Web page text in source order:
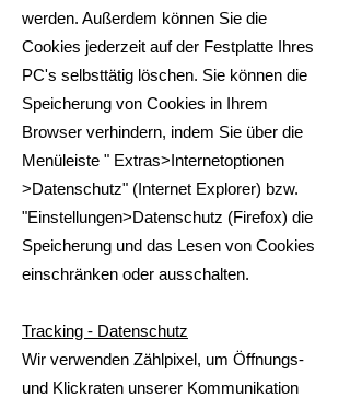
werden. Außerdem können Sie die
Cookies jederzeit auf der Festplatte Ihres
PC's selbsttätig löschen. Sie können die
Speicherung von Cookies in Ihrem
Browser verhindern, indem Sie über die
Menüleiste " Extras>Internetoptionen
>Datenschutz" (Internet Explorer) bzw.
"Einstellungen>Datenschutz (Firefox) die
Speicherung und das Lesen von Cookies
einschränken oder ausschalten.
Tracking - Datenschutz
Wir verwenden Zählpixel, um Öffnungs-
und Klickraten unserer Kommunikation